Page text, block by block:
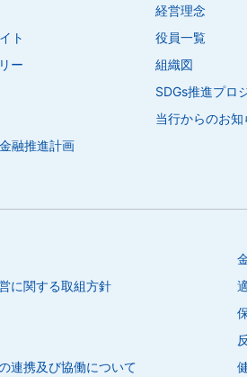
ト
ー
融推進計画
経営理念
役員一覧
組織図
SDGs推進プロ
当行からのお知
に関する取組方針
連携及び協働について